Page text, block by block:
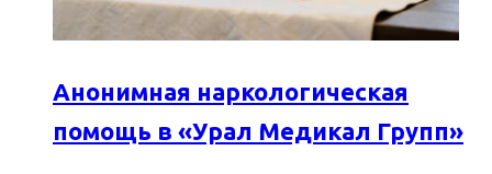
Анонимная наркологическая
помощь в «Урал Медикал Групп»